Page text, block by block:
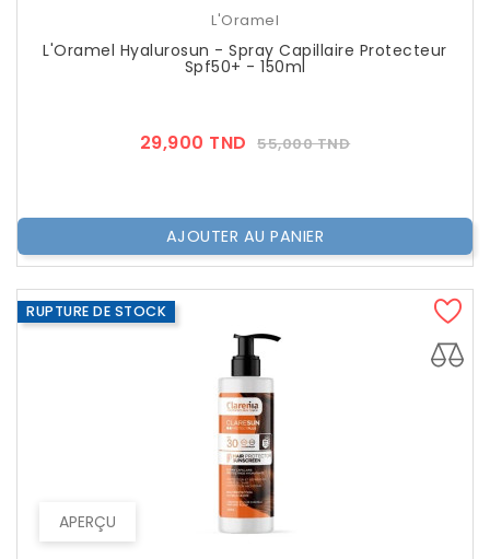
L'Oramel
L'Oramel Hyalurosun - Spray Capillaire Protecteur
Spf50+ - 150ml
29,900 TND Prix
55,000 TNDPrix
AJOUTER AU PANIER
APERÇU
RUPTURE DE STOCK